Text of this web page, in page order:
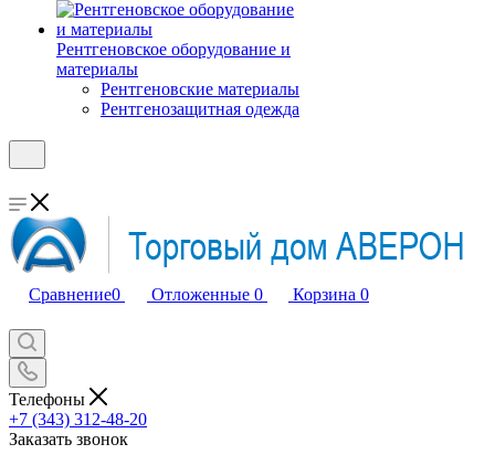
Рентгеновское оборудование и
материалы
Рентгеновские материалы
Рентгенозащитная одежда
Сравнение0 Отложенные 0 Корзина 0
Телефоны
+7 (343) 312-48-20
Заказать звонок